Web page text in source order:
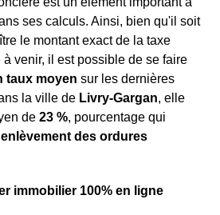
ses calculs. Ainsi, bien qu'il soit
le montant exact de la taxe
venir, il est possible de se faire
taux moyen sur les dernières
la ville de Livry-Gargan, elle
de 23 %, pourcentage qui
des ordures
immobilier 100% en ligne